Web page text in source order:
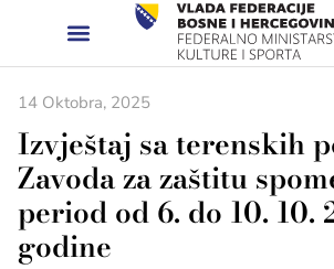
14 Oktobra, 2025
Izvještaj sa terenskih
Zavoda za zaštitu
period od 6. do 10. 10.
godine